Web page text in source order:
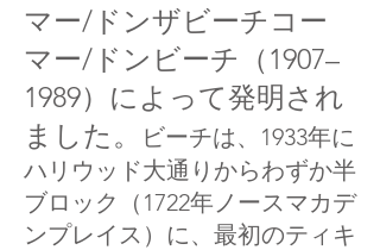
マー/ドンザビーチコー
マー/ドンビーチ（1907–
1989）によって発明され
ました。
ビーチは、1933年に
ハリウッド大通りからわずか半
ブロック（1722年ノースマカデ
ンプレイス）に、最初のティキ